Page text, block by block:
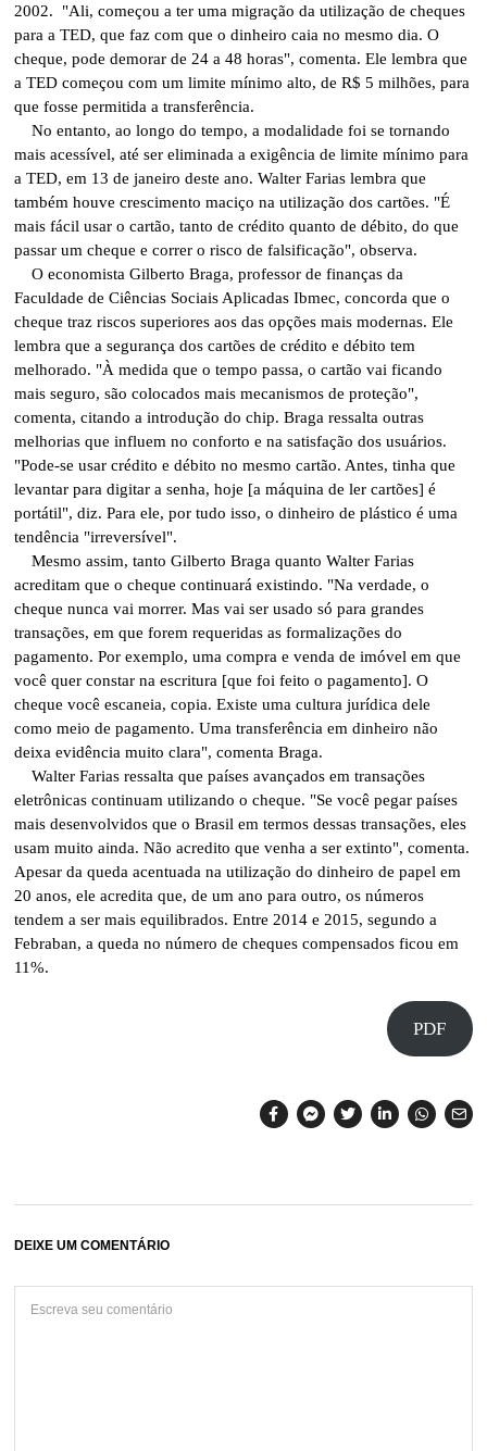
2002. "Ali, começou a ter uma migração da utilização de cheques
para a TED, que faz com que o dinheiro caia no mesmo dia. O
cheque, pode demorar de 24 a 48 horas", comenta. Ele lembra que
a TED começou com um limite mínimo alto, de R$ 5 milhões, para
que fosse permitida a transferência.
No entanto, ao longo do tempo, a modalidade foi se tornando
mais acessível, até ser eliminada a exigência de limite mínimo para
a TED, em 13 de janeiro deste ano. Walter Farias lembra que
também houve crescimento maciço na utilização dos cartões. "É
mais fácil usar o cartão, tanto de crédito quanto de débito, do que
passar um cheque e correr o risco de falsificação", observa.
O economista Gilberto Braga, professor de finanças da
Faculdade de Ciências Sociais Aplicadas Ibmec, concorda que o
cheque traz riscos superiores aos das opções mais modernas. Ele
lembra que a segurança dos cartões de crédito e débito tem
melhorado. "À medida que o tempo passa, o cartão vai ficando
mais seguro, são colocados mais mecanismos de proteção",
comenta, citando a introdução do chip. Braga ressalta outras
melhorias que influem no conforto e na satisfação dos usuários.
"Pode-se usar crédito e débito no mesmo cartão. Antes, tinha que
levantar para digitar a senha, hoje [a máquina de ler cartões] é
portátil", diz. Para ele, por tudo isso, o dinheiro de plástico é uma
tendência "irreversível".
Mesmo assim, tanto Gilberto Braga quanto Walter Farias
acreditam que o cheque continuará existindo. "Na verdade, o
cheque nunca vai morrer. Mas vai ser usado só para grandes
transações, em que forem requeridas as formalizações do
pagamento. Por exemplo, uma compra e venda de imóvel em que
você quer constar na escritura [que foi feito o pagamento]. O
cheque você escaneia, copia. Existe uma cultura jurídica dele
como meio de pagamento. Uma transferência em dinheiro não
deixa evidência muito clara", comenta Braga.
Walter Farias ressalta que países avançados em transações
eletrônicas continuam utilizando o cheque. "Se você pegar países
mais desenvolvidos que o Brasil em termos dessas transações, eles
usam muito ainda. Não acredito que venha a ser extinto", comenta.
Apesar da queda acentuada na utilização do dinheiro de papel em
20 anos, ele acredita que, de um ano para outro, os números
tendem a ser mais equilibrados. Entre 2014 e 2015, segundo a
Febraban, a queda no número de cheques compensados ficou em
11%.
PDF
DEIXE UM COMENTÁRIO